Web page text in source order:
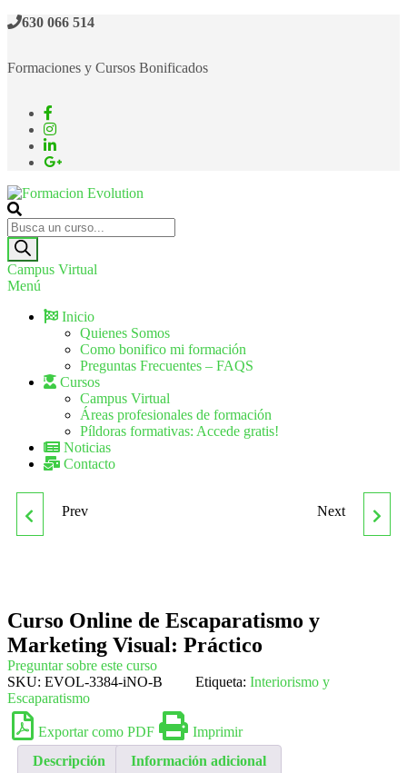
630 066 514
Formaciones y Cursos Bonificados
Formacion Evolution
Cursos de formación continua
Campus Virtual
Menú
Inicio
Quienes Somos
Como bonifico mi formación
Preguntas Frecuentes – FAQS
Cursos
Campus Virtual
Áreas profesionales de formación
Píldoras formativas: Accede gratis!
Noticias
Contacto
CURSO ONLINE DE
RÁPIDA
Prev CURSO ONLINE DE
PRÁCTICO
Next
Curso Online de Escaparatismo y
Marketing Visual: Práctico
Preguntar sobre este curso
SKU: EVOL-3384-iNO-B Etiqueta: Interiorismo y
Escaparatismo
Exportar como PDF
Imprimir
Descripción
Información adicional